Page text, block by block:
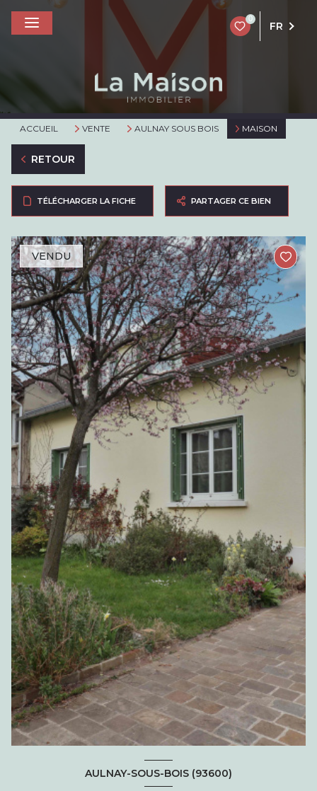
0
FR
ACCUEIL VENTE AULNAY SOUS BOIS MAISON
RETOUR
TÉLÉCHARGER LA FICHE PARTAGER CE BIEN
VENDU
AULNAY-SOUS-BOIS (93600)